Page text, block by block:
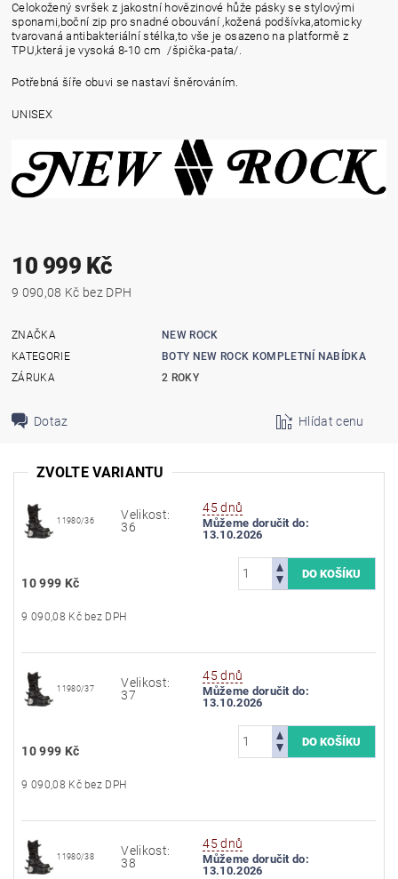
Celokožený svršek z jakostní hovězinové hůže pásky se stylovými
sponami,boční zip pro snadné obouvání ,kožená podšívka,atomicky
tvarovaná antibakteriální stélka,to vše je osazeno na platformě z
TPU,která je vysoká 8-10 cm /špička-pata/.
Potřebná šíře obuvi se nastaví šněrováním.
UNISEX
10 999 Kč
9 090,08 Kč bez DPH
ZNAČKA
NEW ROCK
KATEGORIE
BOTY NEW ROCK KOMPLETNÍ NABÍDKA
ZÁRUKA
2 ROKY
Dotaz Hlídat cenu
ZVOLTE VARIANTU
11980/36
Velikost:
36
45 dnů
Můžeme doručit do:
13.10.2026
10 999 Kč
9 090,08 Kč bez DPH
11980/37
Velikost:
37
45 dnů
Můžeme doručit do:
13.10.2026
10 999 Kč
9 090,08 Kč bez DPH
11980/38
Velikost:
38
45 dnů
Můžeme doručit do:
13.10.2026